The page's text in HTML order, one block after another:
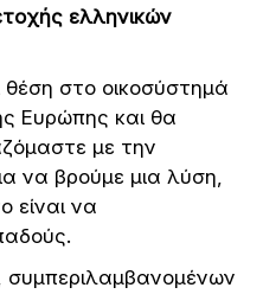
ελληνικών
θέση στο οικοσύστημά
Ευρώπης και θα
με την
να βρούμε μια λύση,
είναι να